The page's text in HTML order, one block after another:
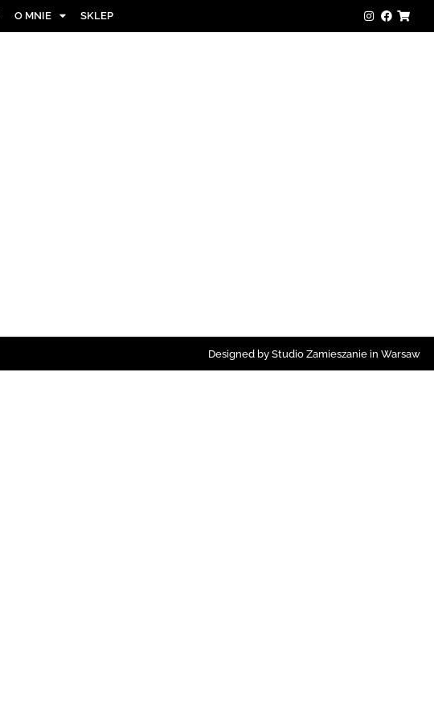
O MNIE SKLEP
Designed by Studio Zamieszanie in Warsaw